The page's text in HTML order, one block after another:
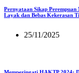
Pernyataan Sikap
Layak dan Bebas Kekerasan
25/11/2025
Memperingati HAKTP 2024: